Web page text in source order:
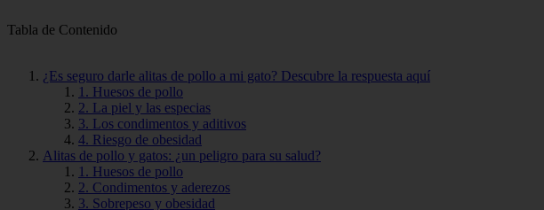
Tabla de Contenido
¿Es seguro darle alitas de pollo a mi gato? Descubre la respuesta aquí
1. Huesos de pollo
2. La piel y las especias
3. Los condimentos y aditivos
4. Riesgo de obesidad
Alitas de pollo y gatos: ¿un peligro para su salud?
1. Huesos de pollo
2. Condimentos y aderezos
3. Sobrepeso y obesidad